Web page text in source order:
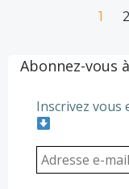
Page
1 2
Abonnez-vous
Inscrivez vous